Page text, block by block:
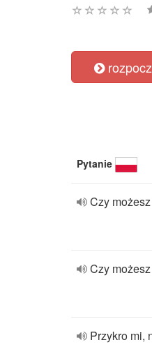
Pytanie
Czy
Czy
Przykro mi,